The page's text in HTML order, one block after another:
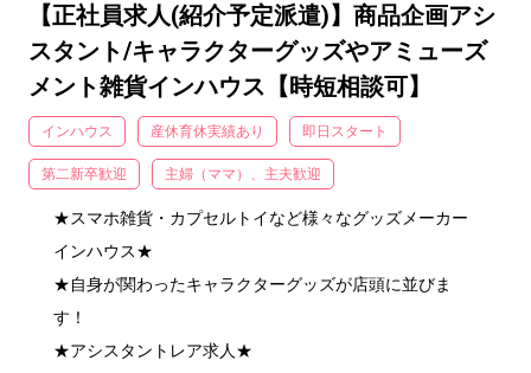
【正社員求人(紹介予定派遣)】商品企画アシ
スタント/キャラクターグッズやアミューズ
メント雑貨インハウス【時短相談可】
インハウス 産休育休実績あり 即日スタート
第二新卒歓迎 主婦（ママ）、主夫歓迎
★スマホ雑貨・カプセルトイなど様々なグッズメーカー
インハウス★
★自身が関わったキャラクターグッズが店頭に並びま
す！
★アシスタントレア求人★